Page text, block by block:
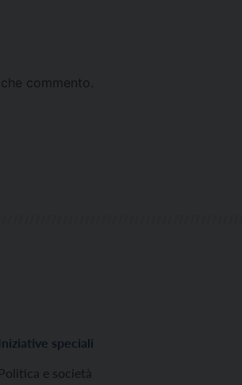
commento.
Iniziative speciali
Politica e società